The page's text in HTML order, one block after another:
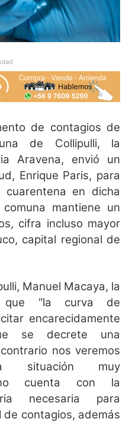
de contagios de
de Collipulli, la
Aravena, envió un
Enrique Paris, para
en dicha
mantiene un
cifra incluso mayor
capital regional de
Manuel Macaya, la
que “la curva de
encarecidamente
se decrete una
nos veremos
situación muy
no cuenta con la
necesaria para
contagios, además